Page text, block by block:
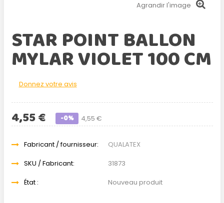
Agrandir l'image
STAR POINT BALLON
MYLAR VIOLET 100 CM
Donnez votre avis
4,55 €
4,55 € -0%
Fabricant / fournisseur:
QUALATEX
SKU / Fabricant:
31873
État :
Nouveau produit